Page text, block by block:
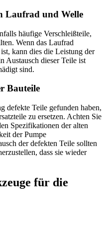
Laufrad und Welle
häufige Verschleißteile,
Wenn das Laufrad
kann dies die Leistung der
Austausch dieser Teile ist
sind.
Bauteile
defekte Teile gefunden haben,
zu ersetzen. Achten Sie
Spezifikationen der alten
der Pumpe
der defekten Teile sollten
dass sie wieder
für die